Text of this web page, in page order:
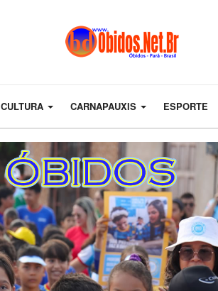
CULTURA CARNAPAUXIS ESPORTE